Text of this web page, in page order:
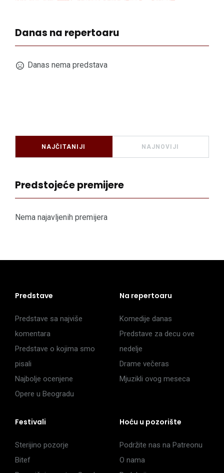
Danas na repertoaru
Danas nema predstava
NAJČITANIJI NAJNOVIJI
Predstojeće premijere
Nema najavljenih premijera
Predstave
Predstave sa najviše
komentara
Predstave o kojima smo
pisali
Najbolje ocenjene
Opere u Beogradu
Na repertoaru
Komedije danas
Predstave za decu ove
nedelje
Drame večeras
Mjuzikli ovog meseca
Festivali
Sterijino pozorje
Bitef
Hoću u pozorište
Podržite nas na Patreonu
O nama